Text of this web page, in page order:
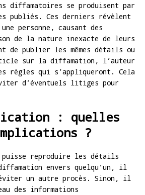
diffamatoires se produisent par
publiés. Ces derniers révèlent
personne, causant des
de la nature inexacte de leurs
de publier les mêmes détails ou
sur la diffamation, l’auteur
règles qui s’appliqueront. Cela
d’éventuels litiges pour
: quelles
?
puisse reproduire les détails
envers quelqu’un, il
un autre procès. Sinon, il
des informations